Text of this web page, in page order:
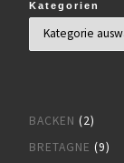
Kategorien
BACKEN (2)
BRETAGNE (9)